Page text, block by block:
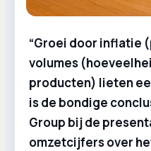
“Groei door inflatie
volumes
producten) lieten
is de bondige
Group bij de
omzetcijfers over